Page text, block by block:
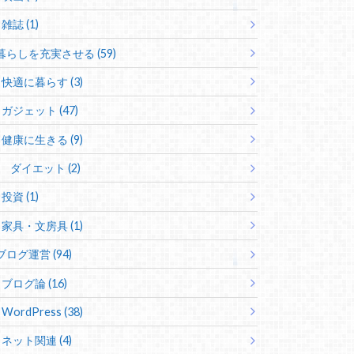
雑誌 (1)
らしを充実させる (59)
快適に暮らす (3)
ガジェット (47)
健康に生きる (9)
ダイエット (2)
投資 (1)
家具・文房具 (1)
ログ運営 (94)
ブログ論 (16)
WordPress (38)
ネット関連 (4)